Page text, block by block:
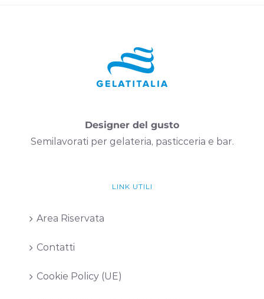
Designer del gusto
Semilavorati per gelateria, pasticceria e bar.
LINK UTILI
Area Riservata
Contatti
Cookie Policy (UE)